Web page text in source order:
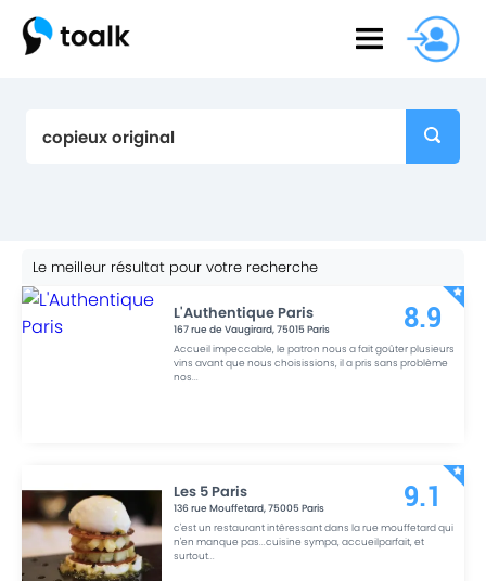
Le meilleur résultat pour votre recherche
L'Authentique Paris
167 rue de Vaugirard,75015Paris
Accueil impeccable, le patron nous a fait goûter plusieurs
vins avant que nous choisissions, il a pris sans problème
nos...
8.9
Les 5 Paris
136 rue Mouffetard,75005Paris
c'est un restaurant intêressant dans la rue mouffetard qui
n'en manque pas...cuisine sympa, accueilparfait, et
surtout...
9.1